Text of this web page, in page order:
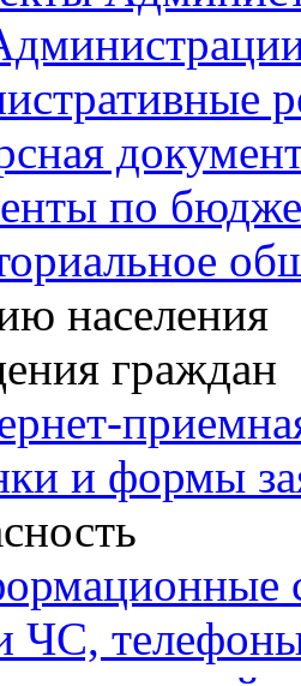
по
населения
граждан
и формы
ЧС,